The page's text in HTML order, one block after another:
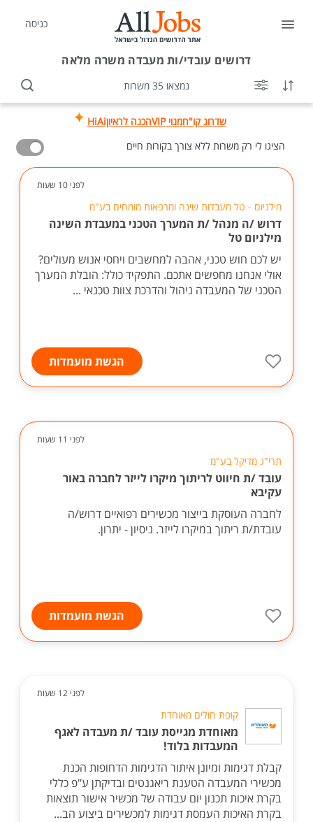
כניסה
דרושים עובדי/ות מעבדה משרה מלאה
נמצאו 35 משרות
שדרוג קו"חמנוי VIP הכנה לראיוןHiAi
הציגו לי רק משרות ללא צורך בקורות חיים
לפני 10 שעות
מילניום - טל מעבדות שינה ומרפאות מומחים בע"מ
דרוש /ה מנהל /ת המערך הטכני במעבדת השינה
מילניום טל
יש לכם חוש טכני, אהבה למחשבים ויחסי אנוש מעולים?
אולי אנחנו מחפשים אתכם. התפקיד כולל: הובלת המערך
הטכני של המעבדה ניהול והדרכת צוות טכנאי ...
הגשת מועמדות
לפני 11 שעות
תרי"ג מדיקל בע"מ
עובד /ת חיווט לריתוך מיקרו לייזר לחברה באור
עקיבא
לחברה העוסקת בייצור מכשירים רפואיים דרוש/ה
עובדת/ת ריתוך במיקרו לייזר. ניסיון - יתרון.
הגשת מועמדות
לפני 12 שעות
קופת חולים מאוחדת
מאוחדת מגייסת עובד /ת מעבדה לאגף
המעבדות בלוד!
קבלת דגימות ומיונן איתור הדגימות הדחופות הכנת
מכשירי המעבדה הטענת ריאגנטים ובדיקתן ע"פ כללי
בקרת איכות תכנון יום עבודה של מכשיר אישור תוצאות
בקרת האיכות העמסת דגימות למכשירים ביצוע הב...